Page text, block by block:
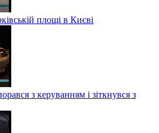
площі в Києві
з керуванням і зіткнувся з